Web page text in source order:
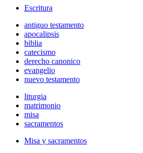
Escritura
antiguo testamento
apocalipsis
biblia
catecismo
derecho canonico
evangelio
nuevo testamento
liturgia
matrimonio
misa
sacramentos
Misa y sacramentos